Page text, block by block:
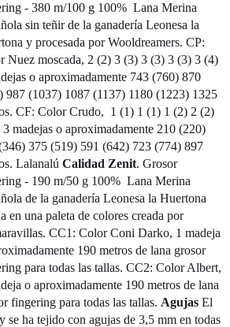
- 380 m/100 g 100% Lana Merina
sin teñir de la ganadería Leonesa la
y procesada por Wooldreamers. CP:
Nuez moscada, 2 (2) 3 (3) 3 (3) 3 (3) 3 (4)
o aproximadamente 743 (760) 870
987 (1037) 1087 (1137) 1180 (1223) 1325
CF: Color Crudo, 1 (1) 1 (1) 1 (2) 2 (2)
3 madejas o aproximadamente 210 (220)
375 (519) 591 (642) 723 (774) 897
Lalanalú Calidad Zenit. Grosor
- 190 m/50 g 100% Lana Merina
de la ganadería Leonesa la Huertona
en una paleta de colores creada por
CC1: Color Coni Darko, 1 madeja
190 metros de lana grosor
para todas las tallas. CC2: Color Albert,
o aproximadamente 190 metros de lana
fingering para todas las tallas. Agujas El
se ha tejido con agujas de 3,5 mm en todas